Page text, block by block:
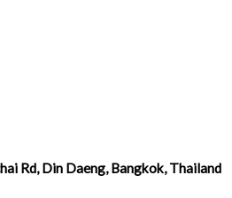
Rd, Din Daeng, Bangkok, Thailand